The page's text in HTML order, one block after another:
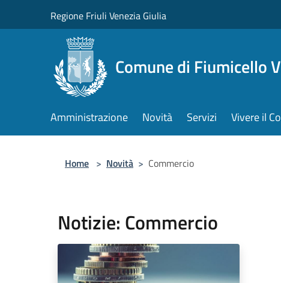
Regione Friuli Venezia Giulia
Comune di Fiumicello
Amministrazione Novità Servizi Vivere il
Home > Novità > Commercio
Notizie: Commercio